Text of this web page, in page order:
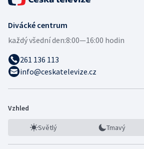
Divácké centrum
každý všední den:8:00—16:00 hodin
261 136 113
info@ceskatelevize.cz
Vzhled
Světlý Tmavý